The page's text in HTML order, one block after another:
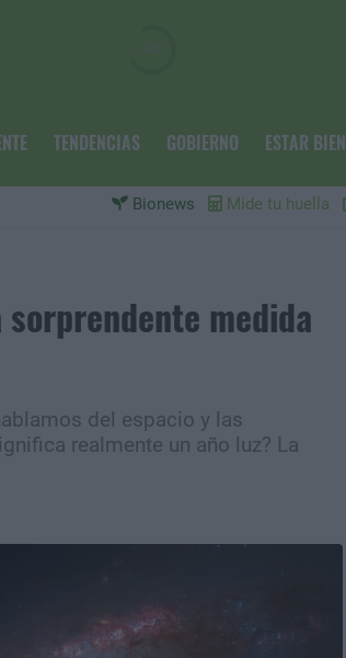
TENDENCIAS GOBIERNO ESTAR BIEN
Bionews Mide tu huella
medida
del espacio y las
realmente un año luz? La